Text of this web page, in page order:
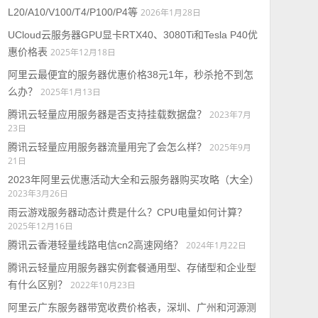
L20/A10/V100/T4/P100/P4等 2026年1月28日
UCloud云服务器GPU显卡RTX40、3080Ti和Tesla P40优
惠价格表 2025年12月18日
阿里云最便宜的服务器优惠价格38元1年，秒杀抢不到怎
么办？
2025年1月13日
腾讯云轻量应用服务器是否支持挂载数据盘？
2023年7月
23日
腾讯云轻量应用服务器流量用完了会怎么样？
2025年9月
21日
2023年阿里云优惠活动大全和云服务器购买攻略（大全）
2023年3月26日
雨云游戏服务器动态计费是什么？CPU电量如何计算？
2025年12月16日
腾讯云香港轻量线路电信cn2高速网络？
2024年1月22日
腾讯云轻量应用服务器实例套餐通用型、存储型和企业型
有什么区别？
2022年10月23日
阿里云广东服务器带宽收费价格表，深圳、广州和河源测